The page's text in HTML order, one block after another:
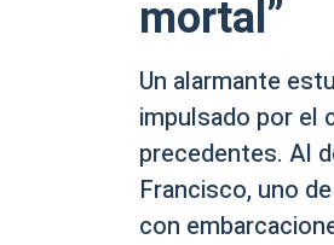
mortal”
Un alarmante
impulsado por el
precedentes. Al
Francisco, uno
con